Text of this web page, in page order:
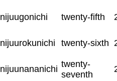
nijuugonichi twenty-fifth
nijuurokunichi twenty-sixth
nijuunananichi twenty-
seventh